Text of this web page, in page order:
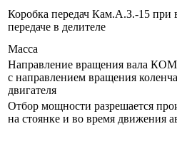
Коробка передач Кам.А.З.-15 при
передаче в делителе
Масса
Направление вращения вала КОМ
с направлением вращения
двигателя
Отбор мощности разрешается
на стоянке и во время движения